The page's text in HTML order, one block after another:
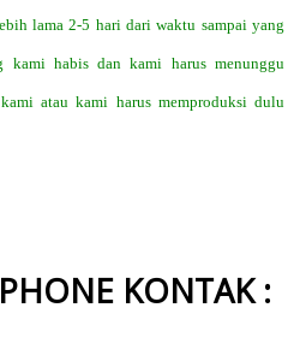
lama 2-5 hari dari waktu sampai yang
habis dan kami harus menunggu
atau kami harus memproduksi dulu
KONTAK :